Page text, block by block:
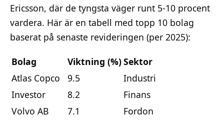
Ericsson, där de tyngsta väger runt 5-10 procent
vardera. Här är en tabell med topp 10 bolag
baserat på senaste revideringen (per 2025):
Bolag Viktning (%)Sektor
Atlas Copco
9.5
Industri
Investor
8.2
Finans
Volvo AB
7.1
Fordon